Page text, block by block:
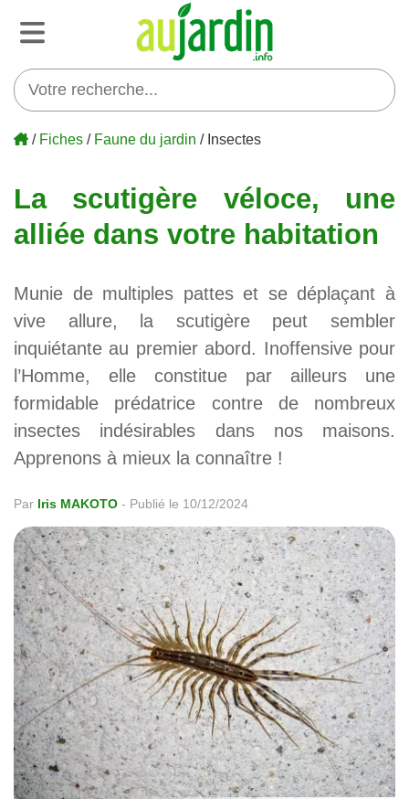
/ Fiches / Faune du jardin / Insectes
La scutigère véloce, une
alliée dans votre habitation
Munie de multiples pattes et se déplaçant à
vive allure, la scutigère peut sembler
inquiétante au premier abord. Inoffensive pour
l’Homme, elle constitue par ailleurs une
formidable prédatrice contre de nombreux
insectes indésirables dans nos maisons.
Apprenons à mieux la connaître !
Par Iris MAKOTO - Publié le 10/12/2024